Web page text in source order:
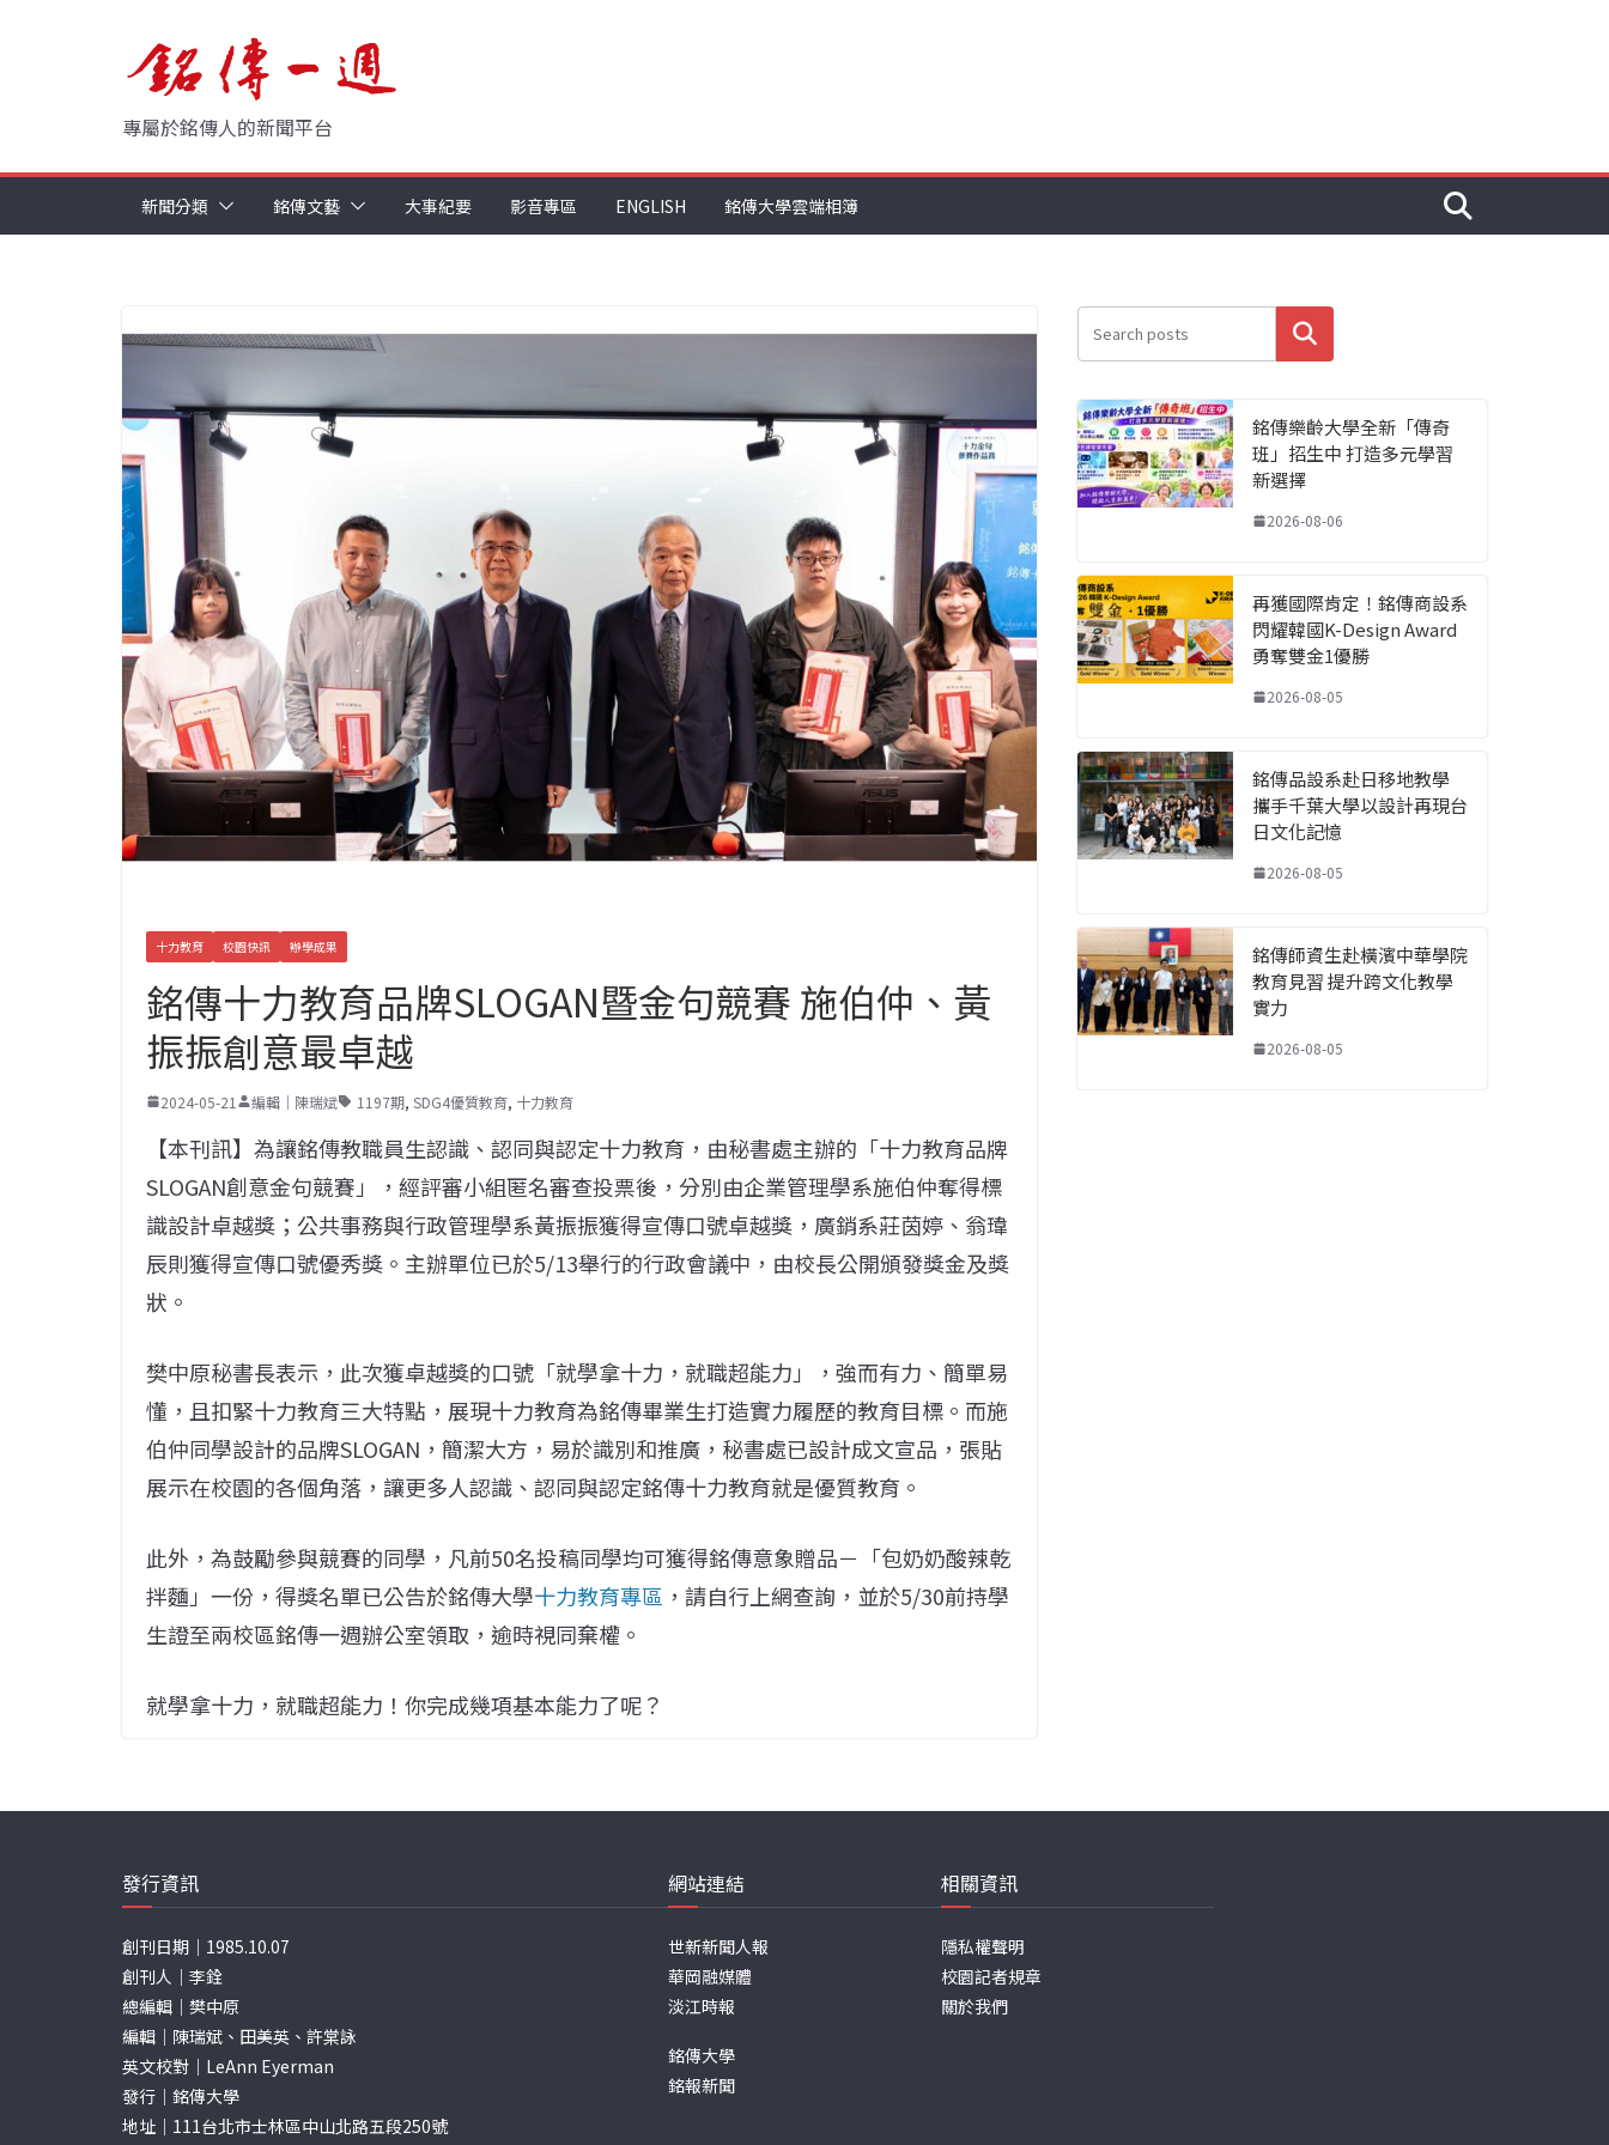
專屬於銘傳人的新聞平台
新聞分類 銘傳文藝 大事紀要 影音專區 ENGLISH 銘傳大學雲端相簿
十力教育 校園快訊 辦學成果
銘傳十力教育品牌SLOGAN暨金句競賽 施伯仲、黃
振振創意最卓越
2024-05-21 編輯｜陳瑞斌 1197期, SDG4優質教育, 十力教育
【本刊訊】為讓銘傳教職員生認識、認同與認定十力教育，由秘書處主辦的「十力教育品牌
SLOGAN創意金句競賽」，經評審小組匿名審查投票後，分別由企業管理學系施伯仲奪得標
識設計卓越獎；公共事務與行政管理學系黃振振獲得宣傳口號卓越獎，廣銷系莊茵婷、翁瑋
辰則獲得宣傳口號優秀獎。主辦單位已於5/13舉行的行政會議中，由校長公開頒發獎金及獎
狀。
樊中原秘書長表示，此次獲卓越獎的口號「就學拿十力，就職超能力」，強而有力、簡單易
懂，且扣緊十力教育三大特點，展現十力教育為銘傳畢業生打造實力履歷的教育目標。而施
伯仲同學設計的品牌SLOGAN，簡潔大方，易於識別和推廣，秘書處已設計成文宣品，張貼
展示在校園的各個角落，讓更多人認識、認同與認定銘傳十力教育就是優質教育。
此外，為鼓勵參與競賽的同學，凡前50名投稿同學均可獲得銘傳意象贈品－「包奶奶酸辣乾
拌麵」一份，得獎名單已公告於銘傳大學十力教育專區 ，請自行上網查詢，並於5/30前持學
生證至兩校區銘傳一週辦公室領取，逾時視同棄權。
就學拿十力，就職超能力！你完成幾項基本能力了呢？
搜尋
銘傳樂齡大學全新「傳奇
班」招生中 打造多元學習
新選擇
2026-08-06
再獲國際肯定！銘傳商設系
閃耀韓國K-Design Award
勇奪雙金1優勝
2026-08-05
銘傳品設系赴日移地教學
攜手千葉大學以設計再現台
日文化記憶
2026-08-05
銘傳師資生赴橫濱中華學院
教育見習 提升跨文化教學
實力
2026-08-05
發行資訊
創刊日期｜1985.10.07
創刊人｜李銓
總編輯｜樊中原
編輯｜陳瑞斌、田美英、許棠詠
英文校對｜LeAnn Eyerman
發行｜銘傳大學
地址｜111台北市士林區中山北路五段250號
網站連結
世新新聞人報
華岡融媒體
淡江時報
銘傳大學
銘報新聞
相關資訊
隱私權聲明
校園記者規章
關於我們